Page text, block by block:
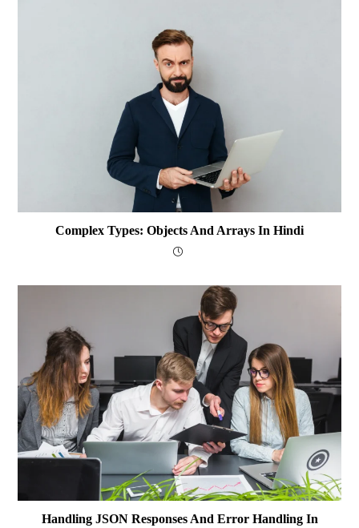
Complex Types: Objects And Arrays In Hindi
Handling JSON Responses And Error Handling In